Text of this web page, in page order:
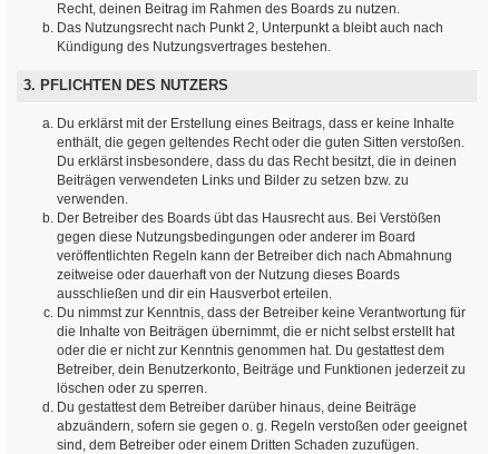
Recht, deinen Beitrag im Rahmen des Boards zu nutzen.
Das Nutzungsrecht nach Punkt 2, Unterpunkt a bleibt auch nach
Kündigung des Nutzungsvertrages bestehen.
3. PFLICHTEN DES NUTZERS
Du erklärst mit der Erstellung eines Beitrags, dass er keine Inhalte
enthält, die gegen geltendes Recht oder die guten Sitten verstoßen.
Du erklärst insbesondere, dass du das Recht besitzt, die in deinen
Beiträgen verwendeten Links und Bilder zu setzen bzw. zu
verwenden.
Der Betreiber des Boards übt das Hausrecht aus. Bei Verstößen
gegen diese Nutzungsbedingungen oder anderer im Board
veröffentlichten Regeln kann der Betreiber dich nach Abmahnung
zeitweise oder dauerhaft von der Nutzung dieses Boards
ausschließen und dir ein Hausverbot erteilen.
Du nimmst zur Kenntnis, dass der Betreiber keine Verantwortung für
die Inhalte von Beiträgen übernimmt, die er nicht selbst erstellt hat
oder die er nicht zur Kenntnis genommen hat. Du gestattest dem
Betreiber, dein Benutzerkonto, Beiträge und Funktionen jederzeit zu
löschen oder zu sperren.
Du gestattest dem Betreiber darüber hinaus, deine Beiträge
abzuändern, sofern sie gegen o. g. Regeln verstoßen oder geeignet
sind, dem Betreiber oder einem Dritten Schaden zuzufügen.